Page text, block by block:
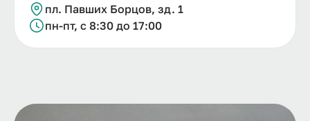
пл. Павших Борцов, зд. 1
пн-пт, с 8:30 до 17:00